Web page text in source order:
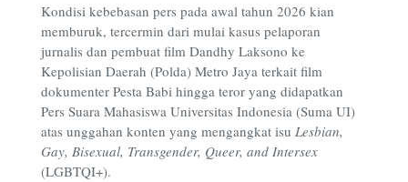
Kondisi kebebasan pers pada awal tahun 2026 kian
memburuk, tercermin dari mulai kasus pelaporan
jurnalis dan pembuat film Dandhy Laksono ke
Kepolisian Daerah (Polda) Metro Jaya terkait film
dokumenter Pesta Babi hingga teror yang didapatkan
Pers Suara Mahasiswa Universitas Indonesia (Suma UI)
atas unggahan konten yang mengangkat isu Lesbian,
Gay, Bisexual, Transgender, Queer, and Intersex
(LGBTQI+).